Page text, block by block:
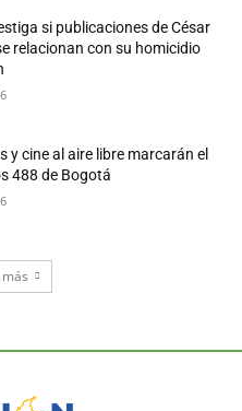
si publicaciones de César
relacionan con su homicidio
y cine al aire libre marcarán el
488 de Bogotá